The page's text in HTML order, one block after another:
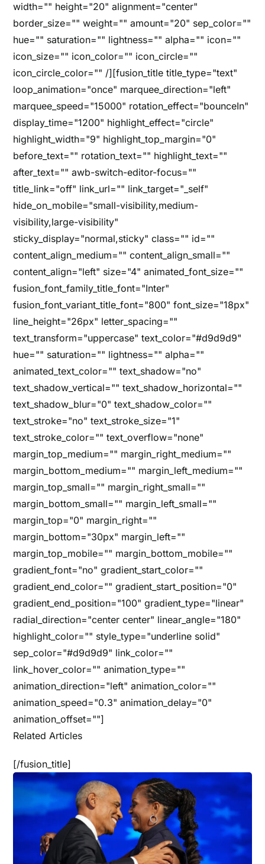
width="" height="20" alignment="center"
border_size="" weight="" amount="20" sep_color=""
hue="" saturation="" lightness="" alpha="" icon=""
icon_size="" icon_color="" icon_circle=""
icon_circle_color="" /][fusion_title title_type="text"
loop_animation="once" marquee_direction="left"
marquee_speed="15000" rotation_effect="bounceIn"
display_time="1200" highlight_effect="circle"
highlight_width="9" highlight_top_margin="0"
before_text="" rotation_text="" highlight_text=""
after_text="" awb-switch-editor-focus=""
title_link="off" link_url="" link_target="_self"
hide_on_mobile="small-visibility,medium-
visibility,large-visibility"
sticky_display="normal,sticky" class="" id=""
content_align_medium="" content_align_small=""
content_align="left" size="4" animated_font_size=""
fusion_font_family_title_font="Inter"
fusion_font_variant_title_font="800" font_size="18px"
line_height="26px" letter_spacing=""
text_transform="uppercase" text_color="#d9d9d9"
hue="" saturation="" lightness="" alpha=""
animated_text_color="" text_shadow="no"
text_shadow_vertical="" text_shadow_horizontal=""
text_shadow_blur="0" text_shadow_color=""
text_stroke="no" text_stroke_size="1"
text_stroke_color="" text_overflow="none"
margin_top_medium="" margin_right_medium=""
margin_bottom_medium="" margin_left_medium=""
margin_top_small="" margin_right_small=""
margin_bottom_small="" margin_left_small=""
margin_top="0" margin_right=""
margin_bottom="30px" margin_left=""
margin_top_mobile="" margin_bottom_mobile=""
gradient_font="no" gradient_start_color=""
gradient_end_color="" gradient_start_position="0"
gradient_end_position="100" gradient_type="linear"
radial_direction="center center" linear_angle="180"
highlight_color="" style_type="underline solid"
sep_color="#d9d9d9" link_color=""
link_hover_color="" animation_type=""
animation_direction="left" animation_color=""
animation_speed="0.3" animation_delay="0"
animation_offset=""]
Related Articles
[/fusion_title]